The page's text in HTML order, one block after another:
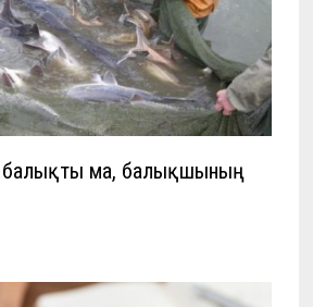
балықты ма, балықшының